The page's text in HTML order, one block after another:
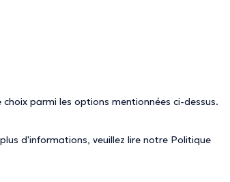
parmi les options mentionnées ci-dessus.
d'informations, veuillez lire notre Politique